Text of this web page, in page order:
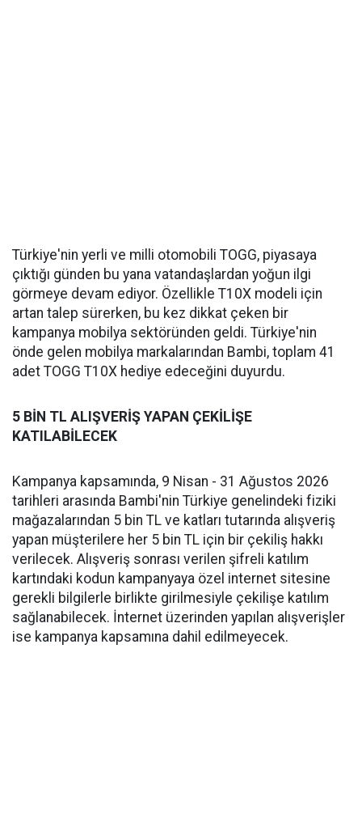
Türkiye'nin yerli ve milli otomobili TOGG, piyasaya
çıktığı günden bu yana vatandaşlardan yoğun ilgi
görmeye devam ediyor. Özellikle T10X modeli için
artan talep sürerken, bu kez dikkat çeken bir
kampanya mobilya sektöründen geldi. Türkiye'nin
önde gelen mobilya markalarından Bambi, toplam 41
adet TOGG T10X hediye edeceğini duyurdu.
5 BİN TL ALIŞVERİŞ YAPAN ÇEKİLİŞE
KATILABİLECEK
Kampanya kapsamında, 9 Nisan - 31 Ağustos 2026
tarihleri arasında Bambi'nin Türkiye genelindeki fiziki
mağazalarından 5 bin TL ve katları tutarında alışveriş
yapan müşterilere her 5 bin TL için bir çekiliş hakkı
verilecek. Alışveriş sonrası verilen şifreli katılım
kartındaki kodun kampanyaya özel internet sitesine
gerekli bilgilerle birlikte girilmesiyle çekilişe katılım
sağlanabilecek. İnternet üzerinden yapılan alışverişler
ise kampanya kapsamına dahil edilmeyecek.